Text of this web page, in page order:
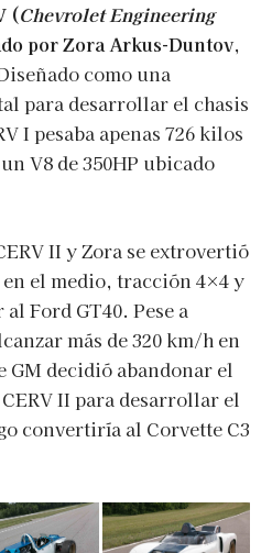
(Chevrolet Engineering
por Zora Arkus-Duntov,
como una
para desarrollar el chasis
I pesaba apenas 726 kilos
V8 de 350HP ubicado
II y Zora se extrovertió
en el medio, tracción 4×4 y
Ford GT40. Pese a
más de 320 km/h en
GM decidió abandonar el
II para desarrollar el
convertiría al Corvette C3